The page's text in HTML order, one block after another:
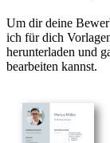
Um dir deine
ich für dich
herunterladen und
bearbeiten kannst.